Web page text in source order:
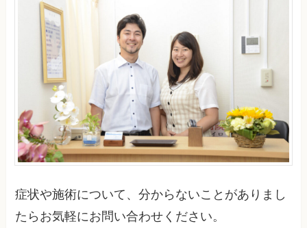
症状や施術について、分からないことがありまし
たらお気軽にお問い合わせください。